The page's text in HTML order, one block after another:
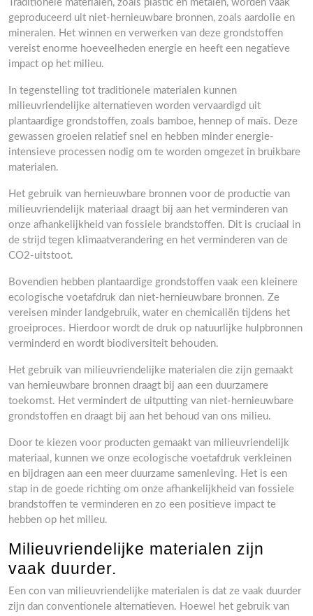
Traditionele materialen, zoals plastic en metalen, worden vaak
geproduceerd uit niet-hernieuwbare bronnen, zoals aardolie en
mineralen. Het winnen en verwerken van deze grondstoffen
vereist enorme hoeveelheden energie en heeft een negatieve
impact op het milieu.
In tegenstelling tot traditionele materialen kunnen
milieuvriendelijke alternatieven worden vervaardigd uit
plantaardige grondstoffen, zoals bamboe, hennep of maïs. Deze
gewassen groeien relatief snel en hebben minder energie-
intensieve processen nodig om te worden omgezet in bruikbare
materialen.
Het gebruik van hernieuwbare bronnen voor de productie van
milieuvriendelijk materiaal draagt bij aan het verminderen van
onze afhankelijkheid van fossiele brandstoffen. Dit is cruciaal in
de strijd tegen klimaatverandering en het verminderen van de
CO2-uitstoot.
Bovendien hebben plantaardige grondstoffen vaak een kleinere
ecologische voetafdruk dan niet-hernieuwbare bronnen. Ze
vereisen minder landgebruik, water en chemicaliën tijdens het
groeiproces. Hierdoor wordt de druk op natuurlijke hulpbronnen
verminderd en wordt biodiversiteit behouden.
Het gebruik van milieuvriendelijke materialen die zijn gemaakt
van hernieuwbare bronnen draagt bij aan een duurzamere
toekomst. Het vermindert de uitputting van niet-hernieuwbare
grondstoffen en draagt bij aan het behoud van ons milieu.
Door te kiezen voor producten gemaakt van milieuvriendelijk
materiaal, kunnen we onze ecologische voetafdruk verkleinen
en bijdragen aan een meer duurzame samenleving. Het is een
stap in de goede richting om onze afhankelijkheid van fossiele
brandstoffen te verminderen en zo een positieve impact te
hebben op het milieu.
Milieuvriendelijke materialen zijn
vaak duurder.
Een con van milieuvriendelijke materialen is dat ze vaak duurder
zijn dan conventionele alternatieven. Hoewel het gebruik van